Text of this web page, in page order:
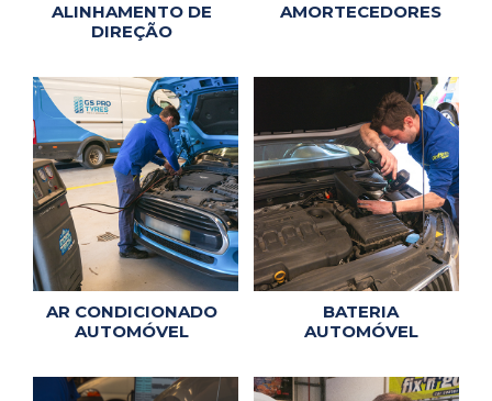
ALINHAMENTO DE
DIREÇÃO
AMORTECEDORES
AR CONDICIONADO
AUTOMÓVEL
BATERIA
AUTOMÓVEL